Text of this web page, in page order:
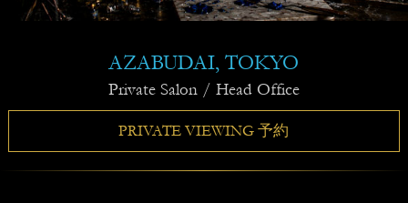
AZABUDAI, TOKYO
Private Salon / Head Office
PRIVATE VIEWING 予約